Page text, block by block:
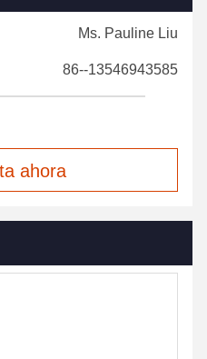
Ms. Pauline Liu
86--13546943585
ahora